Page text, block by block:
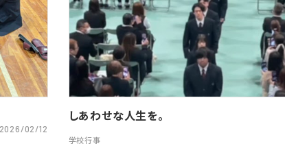
2026/02/12
しあわせな人生を。
学校行事